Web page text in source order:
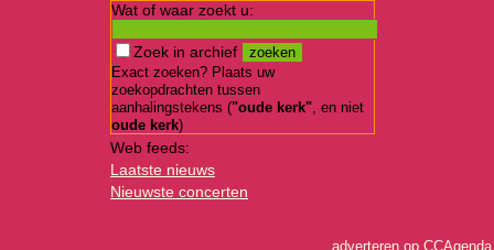
Wat of waar zoekt u:
Zoek in archief
Exact zoeken? Plaats uw
zoekopdrachten tussen
aanhalingstekens ("oude kerk", en niet
oude kerk)
Web feeds:
Laatste nieuws
Nieuwste concerten
adverteren op CCAgenda